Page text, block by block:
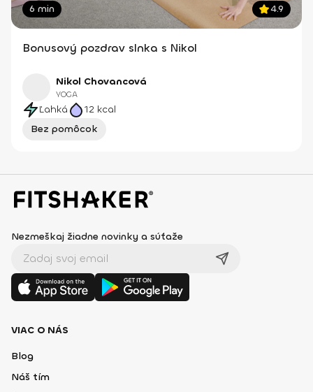
6 min 4.9
Bonusový pozdrav slnka s Nikol
Nikol Chovancová
YOGA
Ľahká 12 kcal
Bez pomôcok
Nezmeškaj žiadne novinky a súťaže
VIAC O NÁS
Blog
Náš tím